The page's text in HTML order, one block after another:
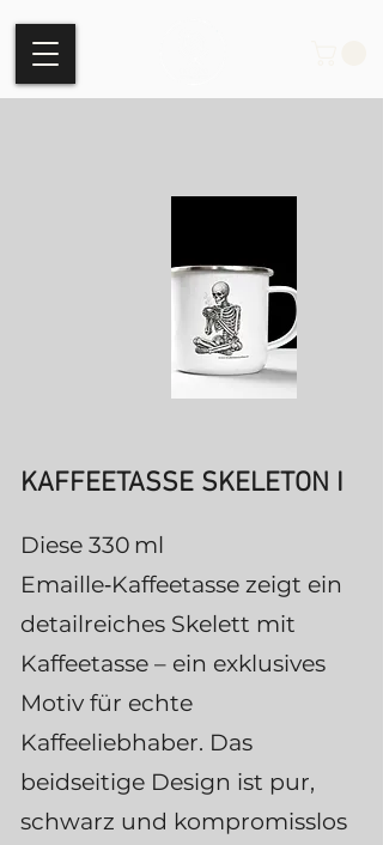
KAFFEETASSE SKELETON I
Diese 330 ml
Emaille‑Kaffeetasse zeigt ein
detailreiches Skelett mit
Kaffeetasse – ein exklusives
Motiv für echte
Kaffeeliebhaber. Das
beidseitige Design ist pur,
schwarz und kompromisslos